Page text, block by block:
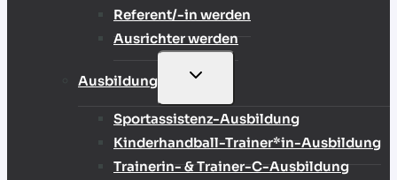
Referent/-in werden
Ausrichter werden
Ausbildung
UNTERMENÜ
Sportassistenz-Ausbildung
Kinderhandball-Trainer*in-Ausbildung
Trainerin- & Trainer-C-Ausbildung